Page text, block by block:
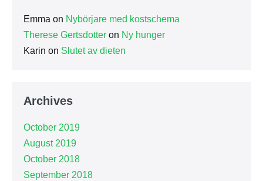
Emma on Nybörjare med kostschema
Therese Gertsdotter on Ny hunger
Karin on Slutet av dieten
Archives
October 2019
August 2019
October 2018
September 2018